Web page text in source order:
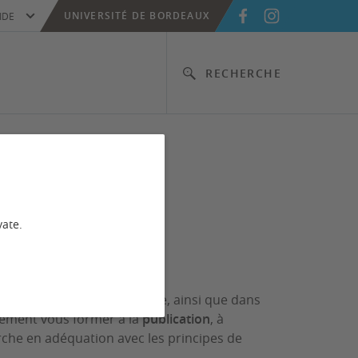
RECHERCHE
UNIVERSITÉ DE BORDEAUX
recherche documentaire, ainsi que dans
vous former à lapublication, à
en adéquation avec les principes de